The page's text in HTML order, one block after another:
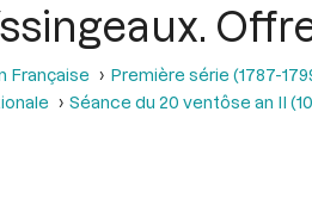
Française Première série (1787-
Séance du 20 ventôse an II